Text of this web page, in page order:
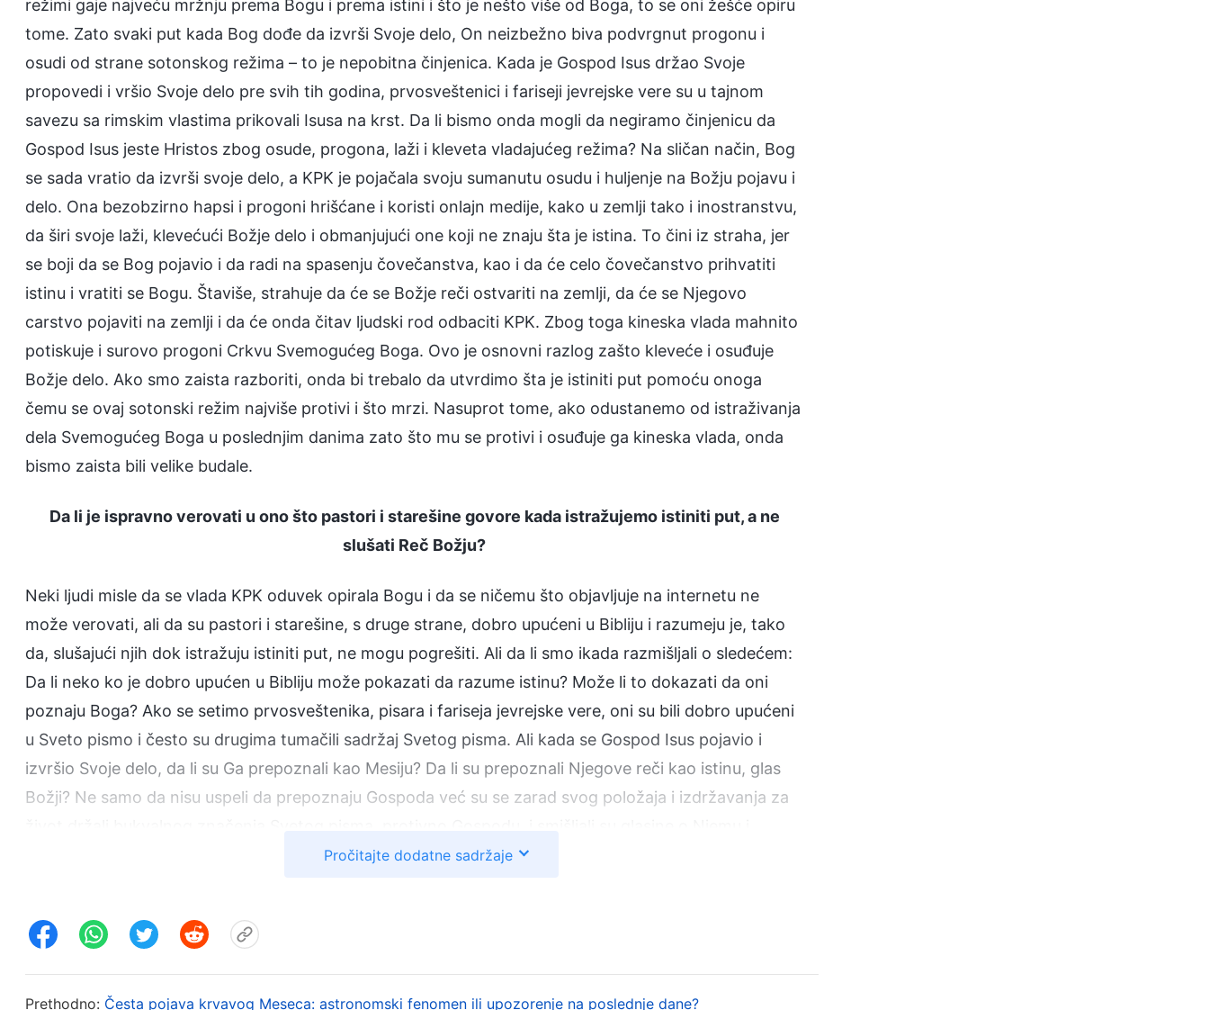
režimi gaje najveću mržnju prema Bogu i prema istini i što je nešto više od Boga, to se oni žešće opiru
tome. Zato svaki put kada Bog dođe da izvrši Svoje delo, On neizbežno biva podvrgnut progonu i
osudi od strane sotonskog režima – to je nepobitna činjenica. Kada je Gospod Isus držao Svoje
propovedi i vršio Svoje delo pre svih tih godina, prvosveštenici i fariseji jevrejske vere su u tajnom
savezu sa rimskim vlastima prikovali Isusa na krst. Da li bismo onda mogli da negiramo činjenicu da
Gospod Isus jeste Hristos zbog osude, progona, laži i kleveta vladajućeg režima? Na sličan način, Bog
se sada vratio da izvrši svoje delo, a KPK je pojačala svoju sumanutu osudu i huljenje na Božju pojavu i
delo. Ona bezobzirno hapsi i progoni hrišćane i koristi onlajn medije, kako u zemlji tako i inostranstvu,
da širi svoje laži, klevećući Božje delo i obmanjujući one koji ne znaju šta je istina. To čini iz straha, jer
se boji da se Bog pojavio i da radi na spasenju čovečanstva, kao i da će celo čovečanstvo prihvatiti
istinu i vratiti se Bogu. Štaviše, strahuje da će se Božje reči ostvariti na zemlji, da će se Njegovo
carstvo pojaviti na zemlji i da će onda čitav ljudski rod odbaciti KPK. Zbog toga kineska vlada mahnito
potiskuje i surovo progoni Crkvu Svemogućeg Boga. Ovo je osnovni razlog zašto kleveće i osuđuje
Božje delo. Ako smo zaista razboriti, onda bi trebalo da utvrdimo šta je istiniti put pomoću onoga
čemu se ovaj sotonski režim najviše protivi i što mrzi. Nasuprot tome, ako odustanemo od istraživanja
dela Svemogućeg Boga u poslednjim danima zato što mu se protivi i osuđuje ga kineska vlada, onda
bismo zaista bili velike budale.
Da li je ispravno verovati u ono što pastori i starešine govore kada istražujemo istiniti put, a ne
slušati Reč Božju?
Neki ljudi misle da se vlada KPK oduvek opirala Bogu i da se ničemu što objavljuje na internetu ne
može verovati, ali da su pastori i starešine, s druge strane, dobro upućeni u Bibliju i razumeju je, tako
da, slušajući njih dok istražuju istiniti put, ne mogu pogrešiti. Ali da li smo ikada razmišljali o sledećem:
Da li neko ko je dobro upućen u Bibliju može pokazati da razume istinu? Može li to dokazati da oni
poznaju Boga? Ako se setimo prvosveštenika, pisara i fariseja jevrejske vere, oni su bili dobro upućeni
u Sveto pismo i često su drugima tumačili sadržaj Svetog pisma. Ali kada se Gospod Isus pojavio i
izvršio Svoje delo, da li su Ga prepoznali kao Mesiju? Da li su prepoznali Njegove reči kao istinu, glas
Božji? Ne samo da nisu uspeli da prepoznaju Gospoda već su se zarad svog položaja i izdržavanja za
narušavali Njegov ugled. Žestoko su Ga progonili i hulili na Njega i na kraju se dogovorili sa rimskim
bilo nešto što vernici Jevreji tog vremena nisu u potpunosti razumeli i nisu bili razboriti kada su u
pitanju fariseji. U pogledu načina na koji su dočekali Gospoda, slepo su verovali onome što su njihove
verske vođe rekle, a iako su neki dobro znali da reči i delo Gospoda Isusa poseduju autoritet i moć, i
Pročitajte dodatne sadržaje
Prethodno: Česta pojava krvavog Meseca: astronomski fenomen ili upozorenje na poslednje dane?